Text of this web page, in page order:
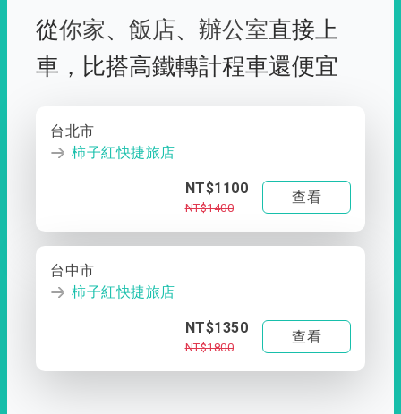
從你家、 飯店、 辦公室直接上
車， 比搭高鐵轉計程車還便宜
台北市
柿子紅快捷旅店
NT$1100
NT$1400
查看
台中市
柿子紅快捷旅店
NT$1350
NT$1800
查看